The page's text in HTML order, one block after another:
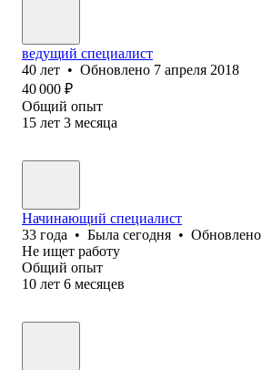
ведущий специалист
40 лет • Обновлено 7 апреля 2018
40 000 ₽
Общий опыт
15 лет 3 месяца
Начинающий специалист
33 года • Была сегодня • Обновлено
Не ищет работу
Общий опыт
10 лет 6 месяцев